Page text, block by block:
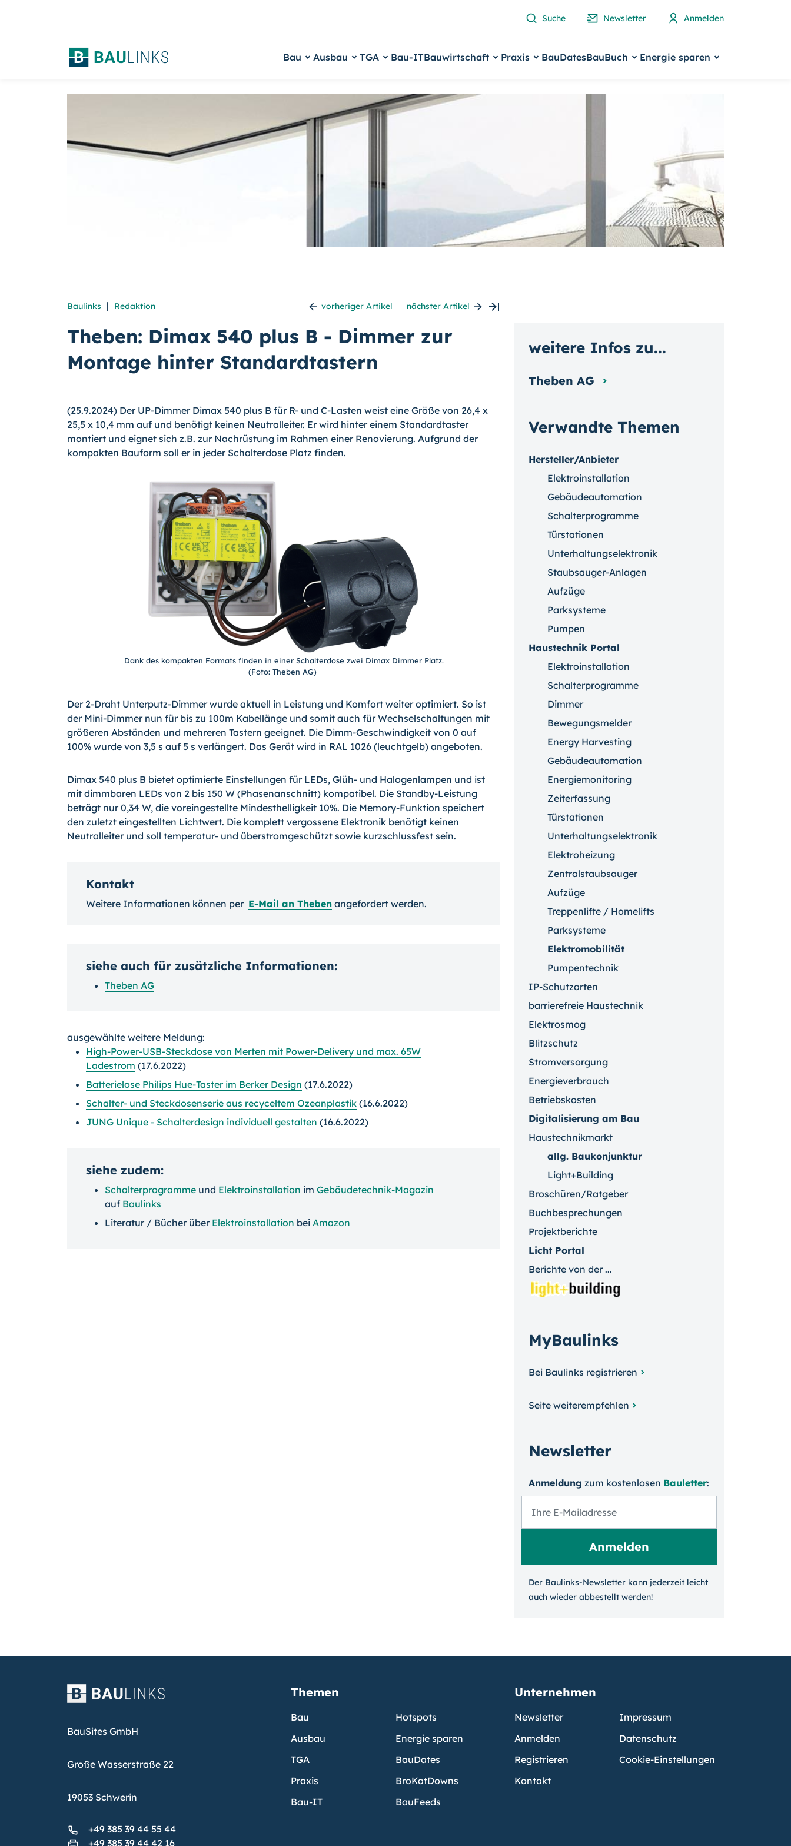
Suche Newsletter Anmelden
Bau Ausbau TGA Bau-ITBauwirtschaft Praxis BauDatesBauBuch Energie sparen
Baulinks | Redaktion vorheriger Artikel nächster Artikel
Theben: Dimax 540 plus B - Dimmer zur
Montage hinter Standardtastern
(25.9.2024) Der UP-Dimmer Dimax 540 plus B für R- und C-Lasten weist eine Größe von 26,4 x
25,5 x 10,4 mm auf und benötigt keinen Neutralleiter. Er wird hinter einem Standardtaster
montiert und eignet sich z.B. zur Nachrüstung im Rahmen einer Renovierung. Aufgrund der
kompakten Bauform soll er in jeder Schalterdose Platz finden.
Dank des kompakten Formats finden in einer Schalterdose zwei Dimax Dimmer Platz.
(Foto: Theben AG)
Der 2-Draht Unterputz-Dimmer wurde aktuell in Leistung und Komfort weiter optimiert. So ist
der Mini-Dimmer nun für bis zu 100m Kabellänge und somit auch für Wechselschaltungen mit
größeren Abständen und mehreren Tastern geeignet. Die Dimm-Geschwindigkeit von 0 auf
100% wurde von 3,5 s auf 5 s verlängert. Das Gerät wird in RAL 1026 (leuchtgelb) angeboten.
Dimax 540 plus B bietet optimierte Einstellungen für LEDs, Glüh- und Halogenlampen und ist
mit dimmbaren LEDs von 2 bis 150 W (Phasenanschnitt) kompatibel. Die Standby-Leistung
beträgt nur 0,34 W, die voreingestellte Mindesthelligkeit 10%. Die Memory-Funktion speichert
den zuletzt eingestellten Lichtwert. Die komplett vergossene Elektronik benötigt keinen
Neutralleiter und soll temperatur- und überstromgeschützt sowie kurzschlussfest sein.
Kontakt
Weitere Informationen können per E-Mail an Theben angefordert werden.
siehe auch für zusätzliche Informationen:
Theben AG
ausgewählte weitere Meldung:
High-Power-USB-Steckdose von Merten mit Power-Delivery und max. 65W
Ladestrom (17.6.2022)
Batterielose Philips Hue-Taster im Berker Design (17.6.2022)
Schalter- und Steckdosenserie aus recyceltem Ozeanplastik (16.6.2022)
JUNG Unique - Schalterdesign individuell gestalten (16.6.2022)
siehe zudem:
Schalterprogramme und Elektroinstallation im Gebäudetechnik-Magazin
auf Baulinks
Literatur / Bücher über Elektroinstallation bei Amazon
Verwandte Themen
Hersteller/Anbieter
Elektroinstallation
Gebäudeautomation
Schalterprogramme
Türstationen
Unterhaltungselektronik
Staubsauger-Anlagen
Aufzüge
Parksysteme
Pumpen
Haustechnik Portal
Elektroinstallation
Schalterprogramme
Dimmer
Bewegungsmelder
Energy Harvesting
Gebäudeautomation
Energiemonitoring
Zeiterfassung
Türstationen
Unterhaltungselektronik
Elektroheizung
Zentralstaubsauger
Aufzüge
Treppenlifte / Homelifts
Parksysteme
Elektromobilität
Pumpentechnik
IP-Schutzarten
barrierefreie Haustechnik
Elektrosmog
Blitzschutz
Stromversorgung
Energieverbrauch
Betriebskosten
Digitalisierung am Bau
Haustechnikmarkt
allg. Baukonjunktur
Light+Building
Broschüren/Ratgeber
Buchbesprechungen
Projektberichte
Licht Portal
Berichte von der ...
MyBaulinks
Bei Baulinks registrieren
Seite weiterempfehlen
Newsletter
Anmeldung zum kosten­losen Bauletter:
Der Baulinks-Newsletter kann jeder­zeit leicht
auch wieder ab­bestellt werden!
weitere Infos zu...
Theben AG
BauSites GmbH
Große Wasserstraße 22
19053 Schwerin
+49 385 39 44 55 44
+49 385 39 44 42 16
Themen
Bau
Ausbau
TGA
Praxis
Bau-IT
Hotspots
Energie sparen
BauDates
BroKatDowns
BauFeeds
Unternehmen
Newsletter
Anmelden
Registrieren
Kontakt
Impressum
Datenschutz
Cookie-Einstellungen